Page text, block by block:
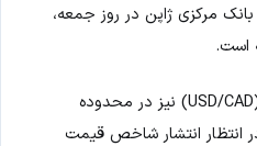
مرکزی ژاپن در روز جمعه،
است.
(USD/CAD) نیز در محدوده
در انتظار انتشار شاخص قیمت